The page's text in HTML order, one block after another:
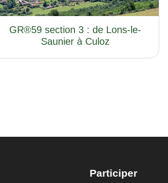
GR®59 section 3 : de Lons-le-
Saunier à Culoz
Participer